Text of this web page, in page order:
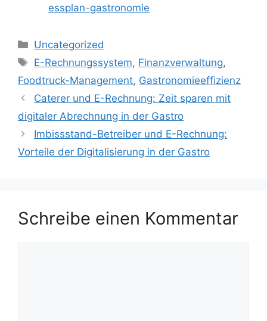
essplan-gastronomie
Kategorien
Uncategorized
Schlagwörter
E-Rechnungssystem, Finanzverwaltung,
Foodtruck-Management, Gastronomieeffizienz
Caterer und E-Rechnung: Zeit sparen mit
digitaler Abrechnung in der Gastro
Imbissstand-Betreiber und E-Rechnung:
Vorteile der Digitalisierung in der Gastro
Schreibe einen Kommentar